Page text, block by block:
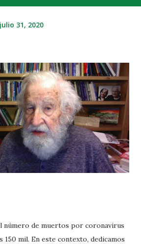
julio 31, 2020
número de muertos por coronavirus
150 mil. En este contexto, dedicamos